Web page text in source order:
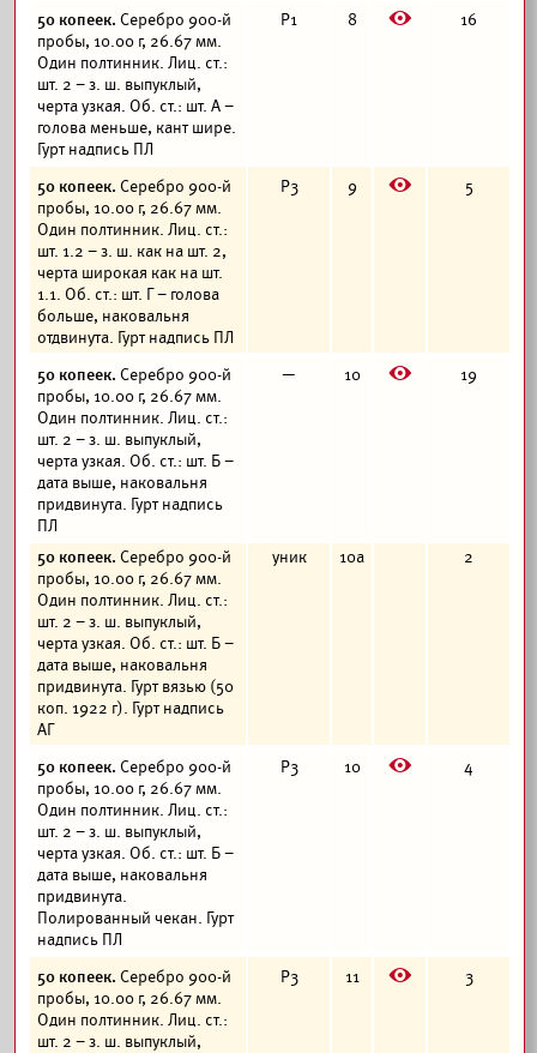
50 копеек. Серебро 900-й
пробы, 10.00 г, 26.67 мм.
Один полтинник. Лиц. ст.:
шт. 2 – з. ш. выпуклый,
черта узкая. Об. ст.: шт. А –
голова меньше, кант шире.
Гурт надпись ПЛ
Р1 8 E 16
50 копеек. Серебро 900-й
пробы, 10.00 г, 26.67 мм.
Один полтинник. Лиц. ст.:
шт. 1.2 – з. ш. как на шт. 2,
черта широкая как на шт.
1.1. Об. ст.: шт. Г – голова
больше, наковальня
отдвинута. Гурт надпись ПЛ
Р3 9 E 5
50 копеек. Серебро 900-й
пробы, 10.00 г, 26.67 мм.
Один полтинник. Лиц. ст.:
шт. 2 – з. ш. выпуклый,
черта узкая. Об. ст.: шт. Б –
дата выше, наковальня
придвинута. Гурт надпись
ПЛ
— 10 E 19
50 копеек. Серебро 900-й
пробы, 10.00 г, 26.67 мм.
Один полтинник. Лиц. ст.:
шт. 2 – з. ш. выпуклый,
черта узкая. Об. ст.: шт. Б –
дата выше, наковальня
придвинута. Гурт вязью (50
коп. 1922 г). Гурт надпись
АГ
уник 10а 2
50 копеек. Серебро 900-й
пробы, 10.00 г, 26.67 мм.
Один полтинник. Лиц. ст.:
шт. 2 – з. ш. выпуклый,
черта узкая. Об. ст.: шт. Б –
дата выше, наковальня
придвинута.
Полированный чекан. Гурт
надпись ПЛ
Р3 10 E 4
50 копеек. Серебро 900-й
пробы, 10.00 г, 26.67 мм.
Один полтинник. Лиц. ст.:
шт. 2 – з. ш. выпуклый,
Р3 11 E 3